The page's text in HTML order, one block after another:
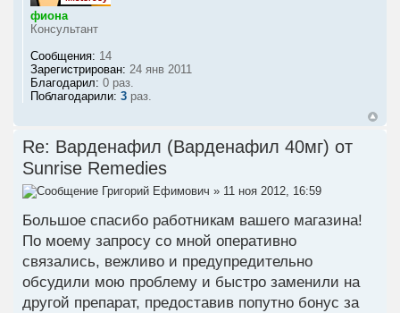
фиона
Консультант
Сообщения: 14
Зарегистрирован: 24 янв 2011
Благодарил: 0 раз.
Поблагодарили: 3 раз.
Re: Варденафил (Варденафил 40мг) от
Sunrise Remedies
Григорий Ефимович » 11 ноя 2012, 16:59
Большое спасибо работникам вашего магазина!
По моему запросу со мной оперативно
связались, вежливо и предупредительно
обсудили мою проблему и быстро заменили на
другой препарат, предоставив попутно бонус за